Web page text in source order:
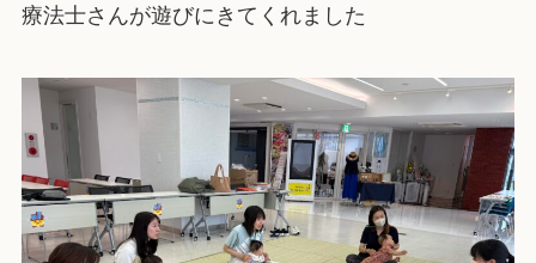
療法士さんが遊びにきてくれました